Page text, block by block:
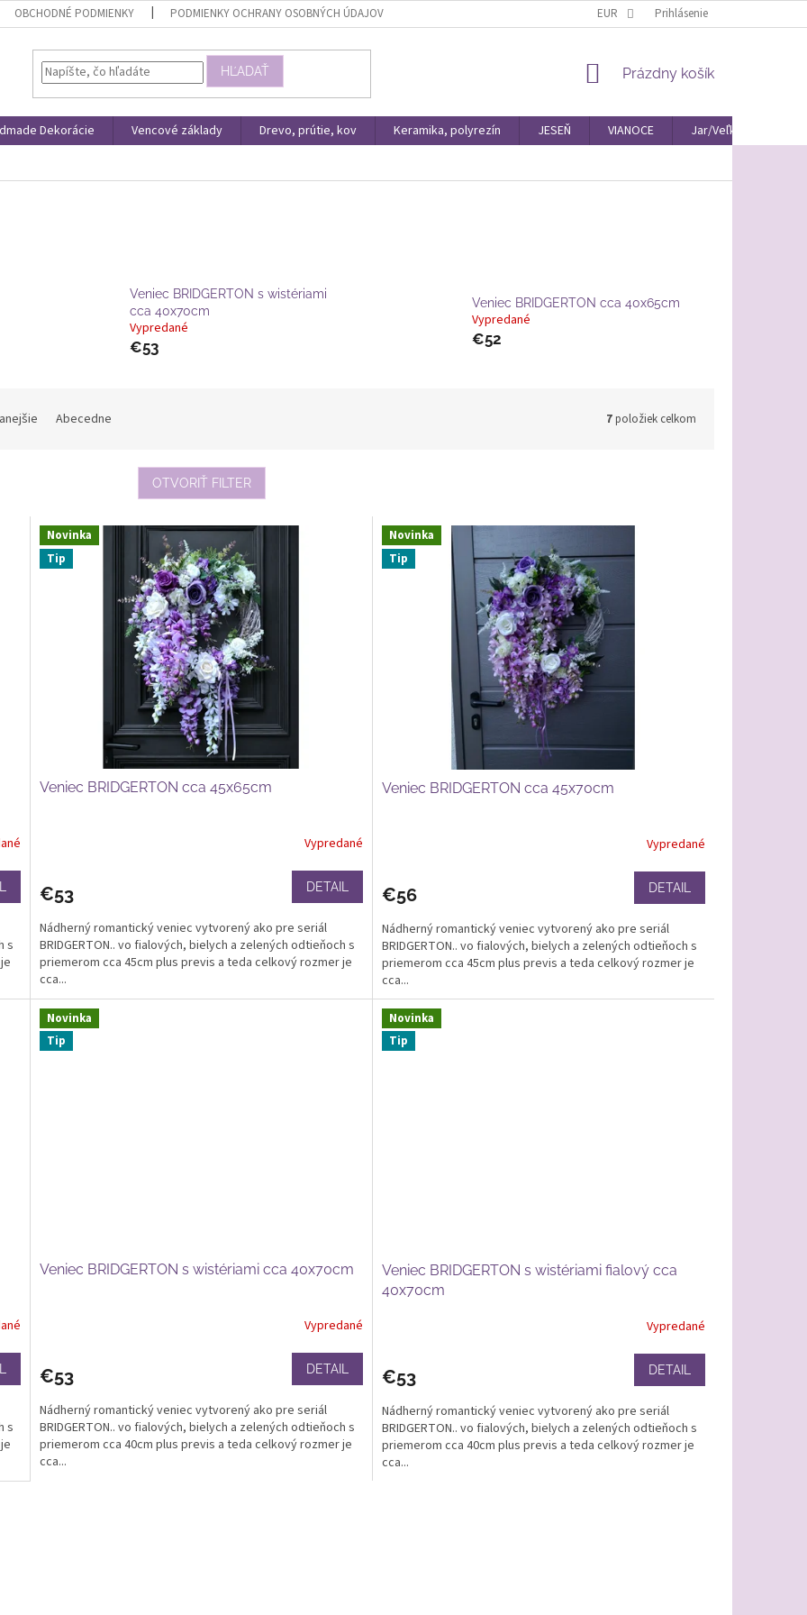
OBCHODNÉ PODMIENKY PODMIENKY OCHRANY OSOBNÝCH ÚDAJOV EUR Prihlásenie
HĽADAŤ
NÁKUPNÝ
Prázdny košík
Dekorácie Vencové základy Drevo, prútie, kov Keramika, polyrezín JESEŇ VIANOCE
Jar/Veľká Noc
Veniec BRIDGERTON s wistériami
cca 40x70cm
Vypredané
€53
Veniec BRIDGERTON cca 40x65cm
Vypredané
€52
Abecedne 7položiek celkom
OTVORIŤ FILTER
s
Novinka
Tip
Veniec BRIDGERTON cca 45x65cm
Vypredané
€53 DETAIL
Nádherný romantický veniec vytvorený ako pre seriál
BRIDGERTON.. vo fialových, bielych a zelených odtieňoch s
priemerom cca 45cm plus previs a teda celkový rozmer je
cca...
Novinka
Tip
Veniec BRIDGERTON cca 45x70cm
Vypredané
€56 DETAIL
Nádherný romantický veniec vytvorený ako pre seriál
BRIDGERTON.. vo fialových, bielych a zelených odtieňoch s
priemerom cca 45cm plus previs a teda celkový rozmer je
cca...
s
Novinka
Tip
Veniec BRIDGERTON s wistériami cca 40x70cm
Vypredané
€53 DETAIL
Nádherný romantický veniec vytvorený ako pre seriál
BRIDGERTON.. vo fialových, bielych a zelených odtieňoch s
priemerom cca 40cm plus previs a teda celkový rozmer je
cca...
Novinka
Tip
Veniec BRIDGERTON s wistériami fialový cca
40x70cm
Vypredané
€53 DETAIL
Nádherný romantický veniec vytvorený ako pre seriál
BRIDGERTON.. vo fialových, bielych a zelených odtieňoch s
priemerom cca 40cm plus previs a teda celkový rozmer je
cca...